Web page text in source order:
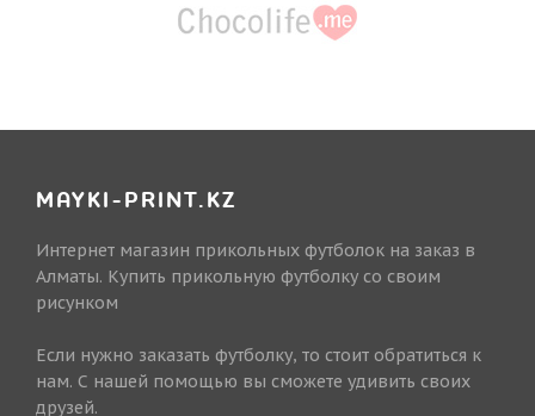
MAYKI-PRINT.KZ
Интернет магазин прикольных футболок на заказ в
Алматы. Купить прикольную футболку со своим
рисунком
Если нужно заказать футболку, то стоит обратиться к
нам. С нашей помощью вы сможете удивить своих
друзей.